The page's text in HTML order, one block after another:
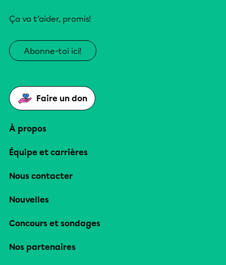
Ça va t’aider, promis!
Abonne-toi ici!
Faire un don
À propos
Équipe et carrières
Nous contacter
Nouvelles
Concours et sondages
Nos partenaires